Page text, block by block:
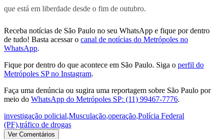
que está em liberdade desde o fim de outubro.
Receba notícias de São Paulo no seu WhatsApp e fique por dentro
de tudo! Basta acessar o canal de notícias do Metrópoles no
WhatsApp.
Fique por dentro do que acontece em São Paulo. Siga o perfil do
Metrópoles SP no Instagram.
Faça uma denúncia ou sugira uma reportagem sobre São Paulo por
meio do WhatsApp do Metrópoles SP: (11) 99467-7776.
investigação policial,Musculação,operação,Polícia Federal
(PF),tráfico de drogas
Ver Comentários